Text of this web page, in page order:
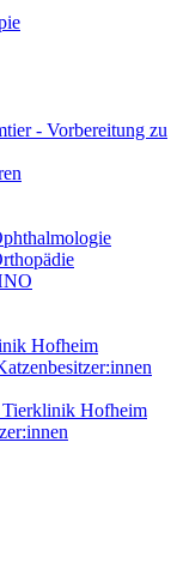
- Vorbereitung zu
Hofheim
Hofheim